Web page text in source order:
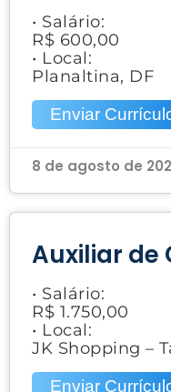
• Salário:
R$ 600,00
• Local:
Planaltina, DF
Enviar
8 de agosto de
Auxiliar de
• Salário:
R$ 1.750,00
• Local:
JK Shopping –
Enviar